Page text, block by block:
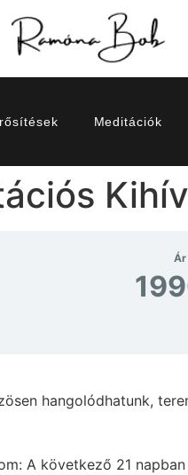
Meditációk
Ár
hangolódhatunk,
A következő 21